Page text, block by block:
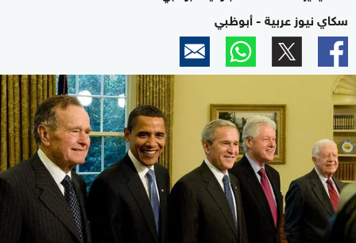
سكاي نيوز عربية - أبوظبي